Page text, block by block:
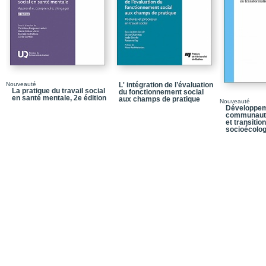
Table des matières
Nouveauté
La pratique du travail social
en santé mentale, 2e édition
L' intégration de l’évaluation
du fonctionnement social
aux champs de pratique
Nouveauté
et transition